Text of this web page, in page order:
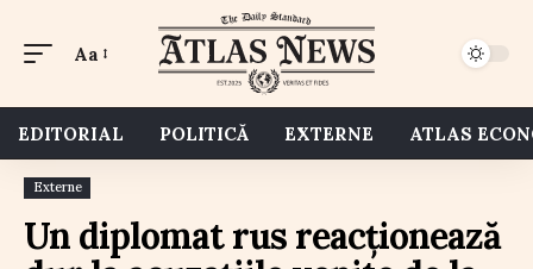
Aa
EDITORIAL POLITICĂ EXTERNE ATLAS
Externe
Un diplomat rus reacționează